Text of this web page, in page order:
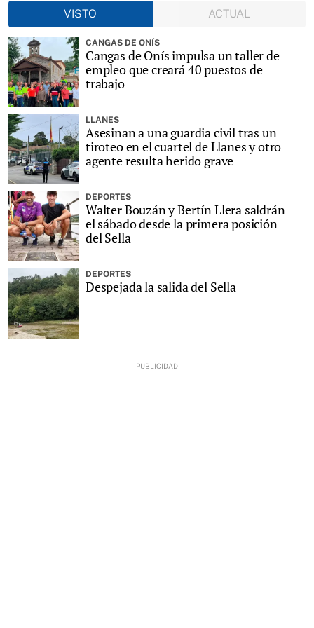
VISTO
ACTUAL
CANGAS DE ONÍS
Cangas de Onís impulsa un taller de
empleo que creará 40 puestos de
trabajo
LLANES
Asesinan a una guardia civil tras un
tiroteo en el cuartel de Llanes y otro
agente resulta herido grave
DEPORTES
Walter Bouzán y Bertín Llera saldrán
el sábado desde la primera posición
del Sella
DEPORTES
Despejada la salida del Sella